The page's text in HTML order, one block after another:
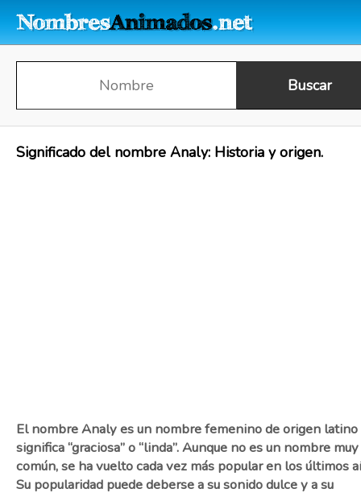
Significado del nombre Analy: Historia y origen.
El nombre Analy es un nombre femenino de origen latino
significa “graciosa” o “linda”. Aunque no es un nombre muy
común, se ha vuelto cada vez más popular en los últimos
Su popularidad puede deberse a su sonido dulce y a su